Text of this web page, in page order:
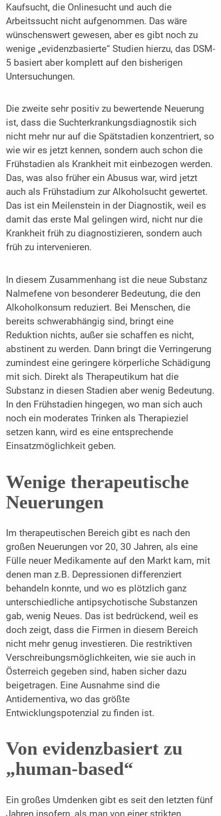
Kaufsucht, die Onlinesucht und auch die
Arbeitssucht nicht aufgenommen. Das wäre
wünschenswert gewesen, aber es gibt noch zu
wenige „evidenzbasierte“ Studien hierzu, das DSM-
5 basiert aber komplett auf den bisherigen
Untersuchungen.
Die zweite sehr positiv zu bewertende Neuerung
ist, dass die Suchterkrankungsdiagnostik sich
nicht mehr nur auf die Spätstadien konzentriert, so
wie wir es jetzt kennen, sondern auch schon die
Frühstadien als Krankheit mit einbezogen werden.
Das, was also früher ein Abusus war, wird jetzt
auch als Frühstadium zur Alkoholsucht gewertet.
Das ist ein Meilenstein in der Diagnostik, weil es
damit das erste Mal gelingen wird, nicht nur die
Krankheit früh zu diagnostizieren, sondern auch
früh zu intervenieren.
In diesem Zusammenhang ist die neue Substanz
Nalmefene von besonderer Bedeutung, die den
Alkoholkonsum reduziert. Bei Menschen, die
bereits schwerabhängig sind, bringt eine
Reduktion nichts, außer sie schaffen es nicht,
abstinent zu werden. Dann bringt die Verringerung
zumindest eine geringere körperliche Schädigung
mit sich. Direkt als Therapeutikum hat die
Substanz in diesen Stadien aber wenig Bedeutung.
In den Frühstadien hingegen, wo man sich auch
noch ein moderates Trinken als Therapieziel
setzen kann, wird es eine entsprechende
Einsatzmöglichkeit geben.
Wenige therapeutische
Neuerungen
Im therapeutischen Bereich gibt es nach den
großen Neuerungen vor 20, 30 Jahren, als eine
Fülle neuer Medikamente auf den Markt kam, mit
denen man z.B. Depressionen differenziert
behandeln konnte, und wo es plötzlich ganz
unterschiedliche antipsychotische Substanzen
gab, wenig Neues. Das ist bedrückend, weil es
doch zeigt, dass die Firmen in diesem Bereich
nicht mehr genug investieren. Die restriktiven
Verschreibungsmöglichkeiten, wie sie auch in
Österreich gegeben sind, haben sicher dazu
beigetragen. Eine Ausnahme sind die
Antidementiva, wo das größte
Entwicklungspotenzial zu finden ist.
Von evidenzbasiert zu
„human-based“
Ein großes Umdenken gibt es seit den letzten fünf